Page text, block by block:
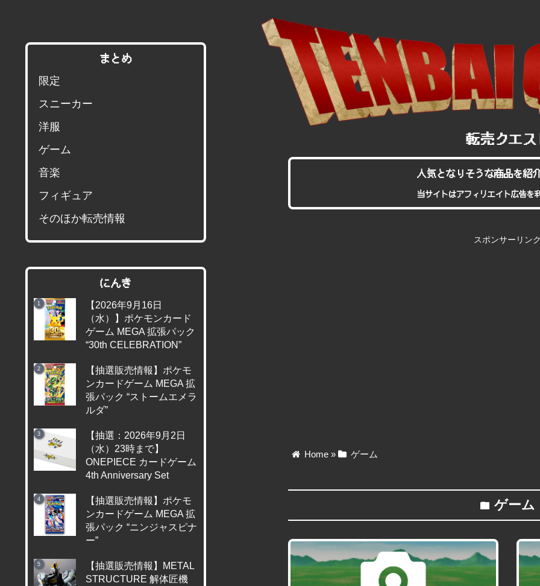
人気となりそうな商品を紹
当サイトはアフィリエイト広告を
スポンサーリンク
Home » ゲーム
folder ゲーム
まとめ
限定
スニーカー
洋服
ゲーム
音楽
フィギュア
そのほか転売情報
にんき
【2026年9月16日
（水）】ポケモンカード
ゲーム MEGA 拡張パック
“30th CELEBRATION”
【抽選販売情報】ポケモ
ンカードゲーム MEGA 拡
張パック “ストームエメラ
ルダ”
【抽選：2026年9月2日
（水）23時まで】
ONEPIECE カードゲーム
4th Anniversary Set
【抽選販売情報】ポケモ
ンカードゲーム MEGA 拡
張パック “ニンジャスピナ
ー”
【抽選販売情報】METAL
STRUCTURE 解体匠機